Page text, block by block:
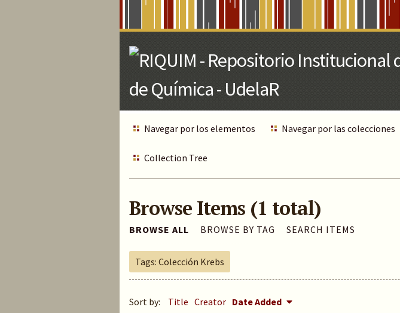
Navegar por los elementos Navegar por las colecciones
Collection Tree
Browse Items (1 total)
BROWSE ALL BROWSE BY TAG SEARCH ITEMS
Tags: Colección Krebs
Sort by: Title Creator Date Added